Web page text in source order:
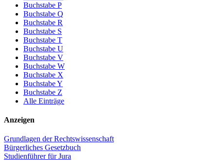
Buchstabe P
Buchstabe Q
Buchstabe R
Buchstabe S
Buchstabe T
Buchstabe U
Buchstabe V
Buchstabe W
Buchstabe X
Buchstabe Y
Buchstabe Z
Alle Einträge
Anzeigen
Grundlagen der Rechtswissenschaft
Bürgerliches Gesetzbuch
Studienführer für Jura